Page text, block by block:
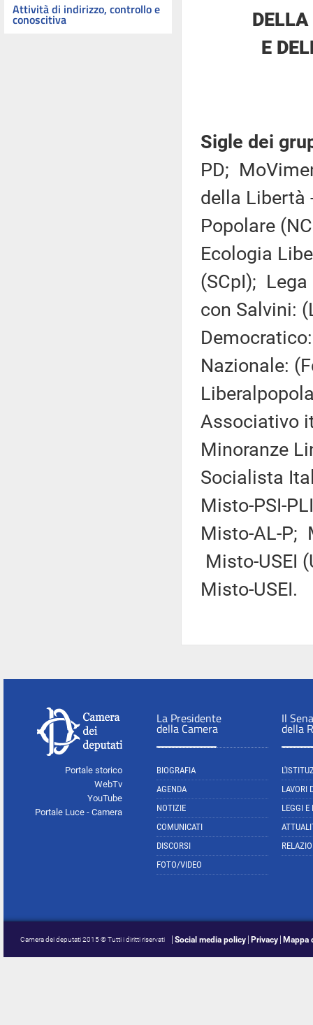
Attività di indirizzo, controllo e
conoscitiva
E
Sigle dei
PD;
della Libertà
Popolare
Ecologia
(SCpI);
con Salvini:
Nazionale:
Associativo
Minoranze
Socialista
Misto-PSI-
Misto-AL-P;
Misto-USEI
Misto-USEI.
Portale storico
WebTv
YouTube
Portale Luce - Camera
La Presidente
della Camera
BIOGRAFIA
AGENDA
NOTIZIE
COMUNICATI
DISCORSI
FOTO/VIDEO
Il
della
LAVORI
LEGGI E
Camera dei deputati 2015 © Tutti i diritti riservati Social media policy Privacy Mappa